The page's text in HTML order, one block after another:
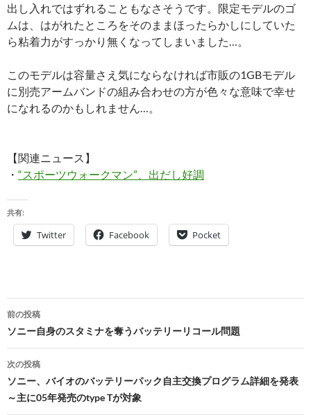
出し入れではずれることもなさそうです。限定モデルのゴ
ムは、はがれたところをそのままほったらかしにしていた
ら粘着力がすっかり無くなってしまいました…。
このモデルは容量さえ気にならなければ市販の1GBモデル
に別売アームバンドの組み合わせの方が色々な意味で幸せ
になれるのかもしれません…。
【関連ニュース】
・ “スポーツウォークマン”、出だし好調
共有:
Twitter Facebook Pocket
投
稿
ナ
ビ
ゲ
前の投稿
ソニー自身のスタミナを奪うバッテリーリコール問題
次の投稿
ソニー、バイオのバッテリーパック自主交換プログラム詳細を発表
～主に05年発売のtype Tが対象